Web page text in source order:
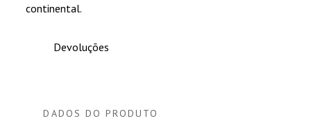
continental.
Devoluções
DADOS DO PRODUTO